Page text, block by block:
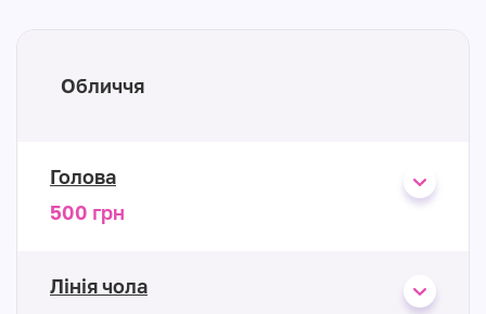
Обличчя
Голова
500 грн
Лінія чола